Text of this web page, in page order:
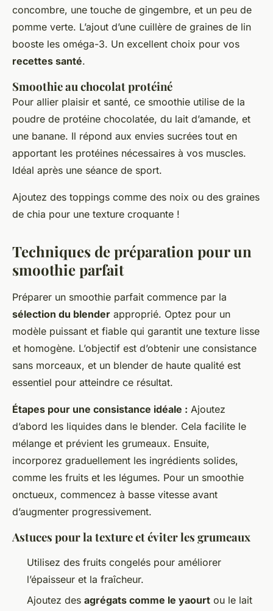
concombre, une touche de gingembre, et un peu de
pomme verte. L’ajout d’une cuillère de graines de lin
booste les oméga-3. Un excellent choix pour vos
recettes santé.
Smoothie au chocolat protéiné
Pour allier plaisir et santé, ce smoothie utilise de la
poudre de protéine chocolatée, du lait d’amande, et
une banane. Il répond aux envies sucrées tout en
apportant les protéines nécessaires à vos muscles.
Idéal après une séance de sport.
Ajoutez des toppings comme des noix ou des graines
de chia pour une texture croquante !
Techniques de préparation pour un
smoothie parfait
Préparer un smoothie parfait commence par la
sélection du blender approprié. Optez pour un
modèle puissant et fiable qui garantit une texture lisse
et homogène. L’objectif est d’obtenir une consistance
sans morceaux, et un blender de haute qualité est
essentiel pour atteindre ce résultat.
Étapes pour une consistance idéale : Ajoutez
d’abord les liquides dans le blender. Cela facilite le
mélange et prévient les grumeaux. Ensuite,
incorporez graduellement les ingrédients solides,
comme les fruits et les légumes. Pour un smoothie
onctueux, commencez à basse vitesse avant
d’augmenter progressivement.
Astuces pour la texture et éviter les grumeaux
Utilisez des fruits congelés pour améliorer
l’épaisseur et la fraîcheur.
Ajoutez des agrégats comme le yaourt ou le lait